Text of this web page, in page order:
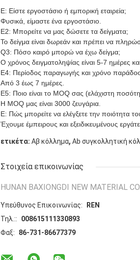
Ε: Είστε εργοστάσιο ή εμπορική εταιρεία;
Φυσικά, είμαστε ένα εργοστάσιο.
Ε2: Μπορείτε να μας δώσετε τα δείγματα;
Το δείγμα είναι δωρεάν και πρέπει να
Q3: Πόσο καιρό μπορώ να έχω δείγμα;
Ο χρόνος δειγματοληψίας είναι 5-7 ημέρες
Ε4: Περίοδος παραγωγής και χρόνο
Από 3 έως 7 ημέρες.
Ε5: Ποιο είναι το MOQ σας (ελάχιστη
Η MOQ μας είναι 3000 ζευγάρια.
Ε: Πώς μπορείτε να ελέγξετε την ποιότητα
Έχουμε έμπειρους και εξειδικευμένους
ετικέτα: Αβ κόλλημα, Ab συγκολλητική
Στοιχεία επικοινωνίας
HUNAN BAXIONGDI NEW MATERIAL
Υπεύθυνος Επικοινωνίας:
REN
Τηλ.::
008615111330893
Φαξ:
86-731-86677379